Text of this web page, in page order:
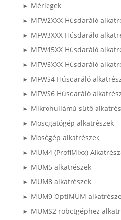
► Mérlegek
► MFW2XXX Húsdaráló
► MFW3XXX Húsdaráló
► MFW45XX Húsdaráló
► MFW6XXX Húsdaráló
► MFWS4 Húsdaráló
► MFWS6 Húsdaráló
► Mikrohullámú sütő
► Mosogatógép alkatrészek
► Mosógép alkatrészek
► MUM4 (ProfiMixx)
► MUM5 alkatrészek
► MUM8 alkatrészek
► MUM9 OptiMUM
► MUMS2 robotgéphez